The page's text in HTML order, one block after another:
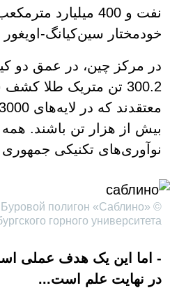
نفت و 400 میلیارد
خودمختار سین‌کیانگ-
در مرکز چین، در عمق دو
300.2 تن متریک طلا
بیش از هزار تن باشند.
نوآوری‌های تکنیکی
полигон «Саблино»
горного университета
- اما این یک هدف عملی
در نهایت علم است...